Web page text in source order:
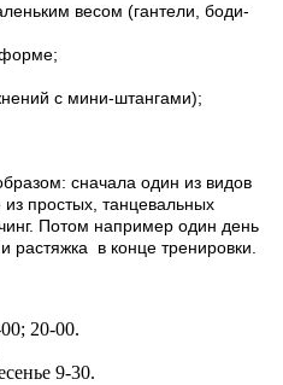
весом (гантели, боди-
с мини-штангами);
сначала один из видов
простых, танцевальных
Потом например один день
растяжка в конце тренировки.
20-00.
9-30.